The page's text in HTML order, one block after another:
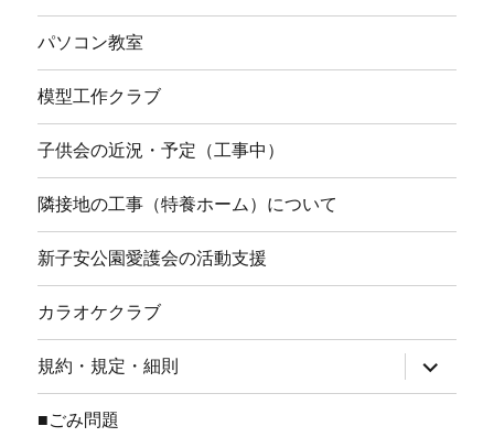
パソコン教室
模型工作クラブ
子供会の近況・予定（工事中）
隣接地の工事（特養ホーム）について
新子安公園愛護会の活動支援
カラオケクラブ
規約・規定・細則
ブ
メ
■ごみ問題